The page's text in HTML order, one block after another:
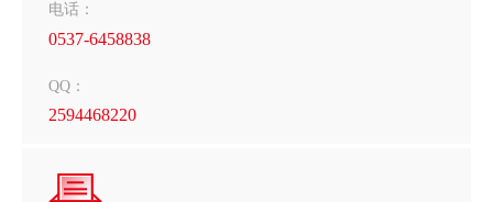
电话：
0537-6458838
QQ：
2594468220